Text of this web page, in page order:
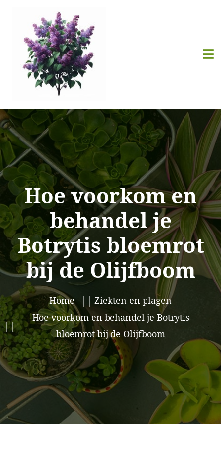
Hoe voorkom en
behandel je
Botrytis bloemrot
bij de Olijfboom
Home
Ziekten en plagen
Hoe voorkom en behandel je Botrytis
bloemrot bij de Olijfboom